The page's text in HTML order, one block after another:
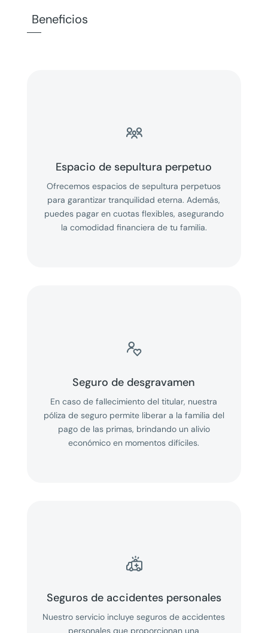
Beneficios

Espacio de sepultura perpetuo
Ofrecemos espacios de sepultura perpetuos
para garantizar tranquilidad eterna. Además,
puedes pagar en cuotas flexibles, asegurando
la comodidad financiera de tu familia.

Seguro de desgravamen
En caso de fallecimiento del titular, nuestra
póliza de seguro permite liberar a la familia del
pago de las primas, brindando un alivio
económico en momentos difíciles.

Seguros de accidentes personales
Nuestro servicio incluyeseguros de accidentes
personales que proporcionan una